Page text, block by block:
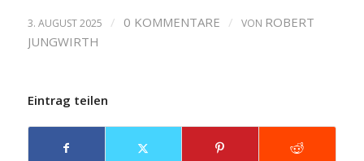
3. AUGUST 2025 / 0 KOMMENTARE / VON ROBERT
JUNGWIRTH
Eintrag teilen